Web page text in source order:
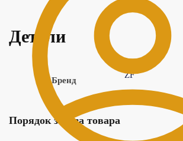
Детали
Бренд
ZF
Порядок заказа товара